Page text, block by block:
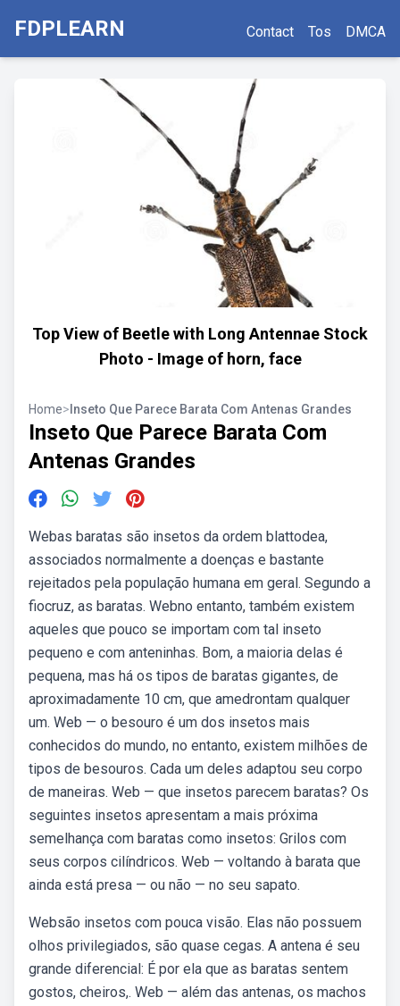
FDPLEARN Contact Tos DMCA
Top View of Beetle with Long Antennae Stock
Photo - Image of horn, face
Home> Inseto Que Parece Barata Com Antenas Grandes
Inseto Que Parece Barata Com
Antenas Grandes
Webas baratas são insetos da ordem blattodea,
associados normalmente a doenças e bastante
rejeitados pela população humana em geral. Segundo a
fiocruz, as baratas. Webno entanto, também existem
aqueles que pouco se importam com tal inseto
pequeno e com anteninhas. Bom, a maioria delas é
pequena, mas há os tipos de baratas gigantes, de
aproximadamente 10 cm, que amedrontam qualquer
um. Web — o besouro é um dos insetos mais
conhecidos do mundo, no entanto, existem milhões de
tipos de besouros. Cada um deles adaptou seu corpo
de maneiras. Web — que insetos parecem baratas? Os
seguintes insetos apresentam a mais próxima
semelhança com baratas como insetos: Grilos com
seus corpos cilíndricos. Web — voltando à barata que
ainda está presa — ou não — no seu sapato.
Websão insetos com pouca visão. Elas não possuem
olhos privilegiados, são quase cegas. A antena é seu
grande diferencial: É por ela que as baratas sentem
gostos, cheiros,. Web — além das antenas, os machos